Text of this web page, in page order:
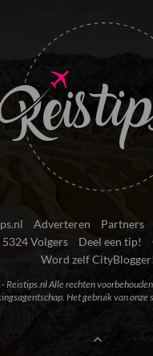
Adverteren Partners
5324 Volgers Deel een tip!
Word zelf CityBlogger!
Alle rechten
Het gebruik van onze